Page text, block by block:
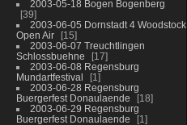
2003-05-18 Bogen Bogenberg
39
2003-06-05 Dornstadt 4 Woodstock
Open Air
15
2003-06-07 Treuchtlingen
Schlossbuehne
17
2003-06-08 Regensburg
Mundartfestival
1
2003-06-28 Regensburg
Buergerfest Donaulaende
18
2003-06-29 Regensburg
Buergerfest Donaulaende
1